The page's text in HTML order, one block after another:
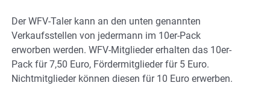
Der WFV-Taler kann an den unten genannten
Verkaufsstellen von jedermann im 10er-Pack
erworben werden. WFV-Mitglieder erhalten das 10er-
Pack für 7,50 Euro, Fördermitglieder für 5 Euro.
Nichtmitglieder können diesen für 10 Euro erwerben.